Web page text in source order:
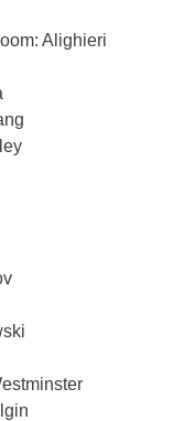
Alighieri